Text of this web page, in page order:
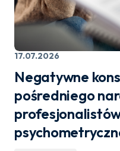
17.07.2026
Negatywne
pośredniego